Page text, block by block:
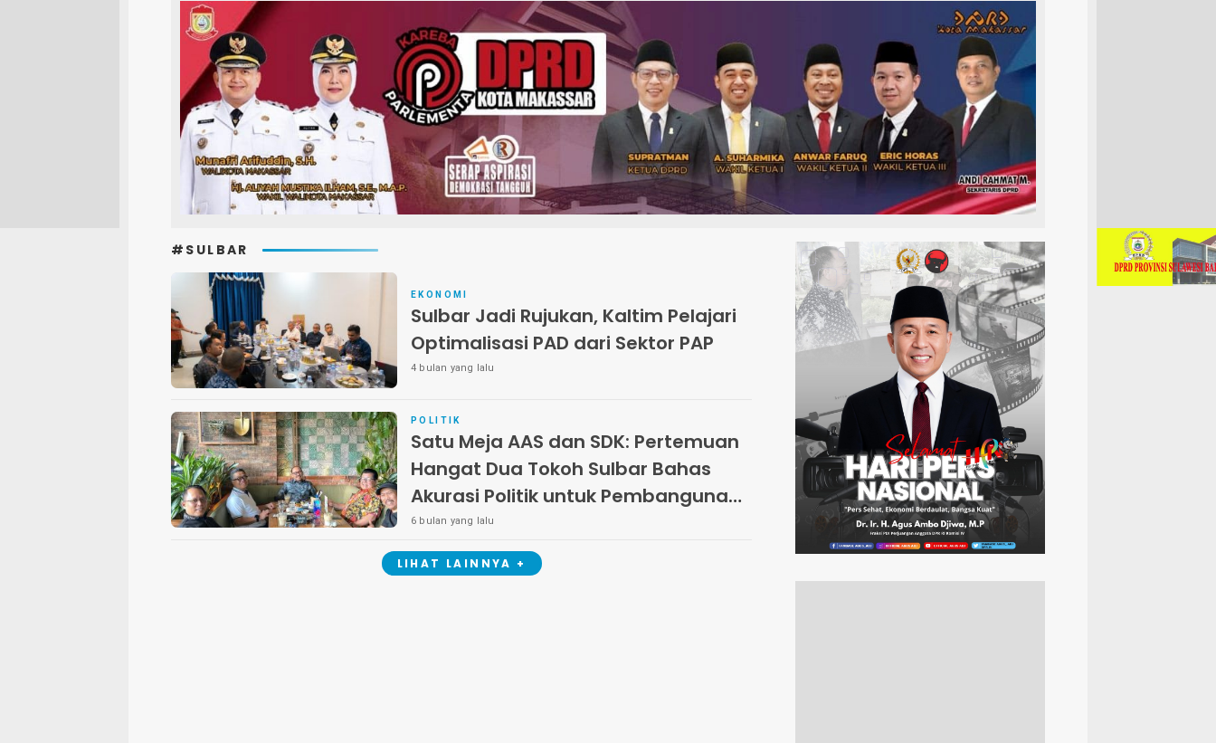
#SULBAR
EKONOMI
Sulbar Jadi Rujukan, Kaltim Pelajari
Optimalisasi PAD dari Sektor PAP
4 bulan yang lalu
POLITIK
Satu Meja AAS dan SDK: Pertemuan
Hangat Dua Tokoh Sulbar Bahas
Akurasi Politik untuk Pembangunan
yang Berkesinambungan
6 bulan yang lalu
LIHAT LAINNYA +